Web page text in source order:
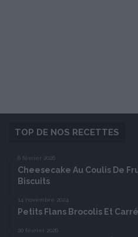
TOP DE NOS RECETTES
6 février 2026
Cheesecake Au Coulis De
Biscuits
14 novembre 2024
Petits Flans Brocolis Et
20 février 2026